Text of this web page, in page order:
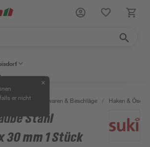
, falls er nicht
✕
/ Eisenwaren & Beschläge / Haken & Ösen
Stahl
30 mm 1 Stück